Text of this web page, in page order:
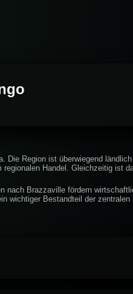
Region ist überwiegend
Handel. Gleichzeitig ist
nach Brazzaville fördern
wichtiger Bestandteil der zentralen